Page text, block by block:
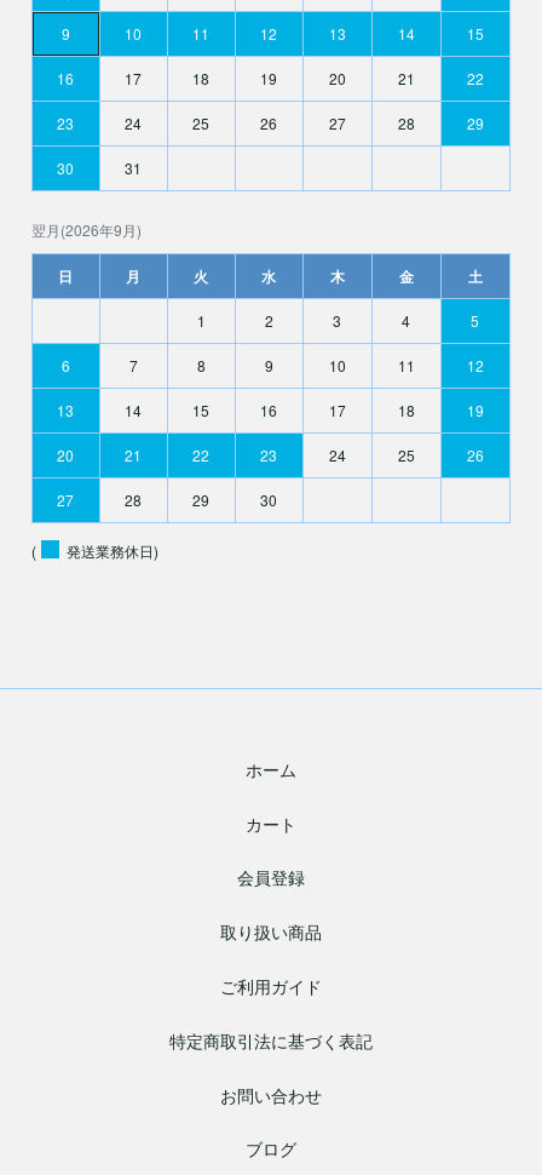
9 10 11 12 13 14 15
16 17 18 19 20 21 22
23 24 25 26 27 28 29
30 31
翌月(2026年9月)
日 月 火 水 木 金 土
1 2 3 4 5
6 7 8 9 10 11 12
13 14 15 16 17 18 19
20 21 22 23 24 25 26
27 28 29 30
( 発送業務休日)
ホーム
カート
会員登録
取り扱い商品
ご利用ガイド
特定商取引法に基づく表記
お問い合わせ
ブログ